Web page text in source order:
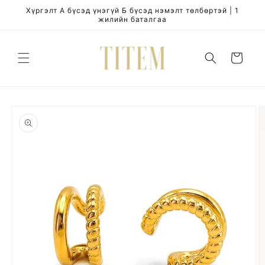
Skip to
content
Хүргэлт А бүсэд үнэгүй Б бүсэд нэмэлт төлбөртэй | 1
жилийн баталгаа
Cart
product
information